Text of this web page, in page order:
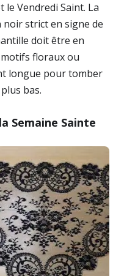
le Vendredi Saint. La
strict en signe de
doit être en
motifs floraux ou
longue pour tomber
bas.
Semaine Sainte